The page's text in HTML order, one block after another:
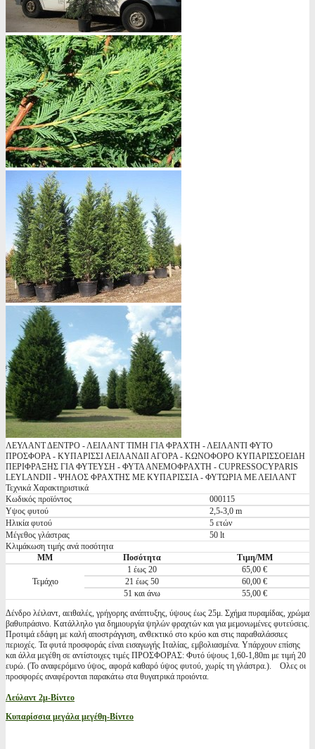
ΛΕΥΛΑΝΤ ΔΕΝΤΡΟ - ΛΕΙΛΑΝΤ ΤΙΜΗ ΓΙΑ ΦΡΑΧΤΗ - ΛΕΙΛΑΝΤΙ ΦΥΤΟ
ΠΡΟΣΦΟΡΑ - ΚΥΠΑΡΙΣΣΙ ΛΕΙΛΑΝΔΙΙ ΑΓΟΡΑ - ΚΩΝΟΦΟΡΟ ΚΥΠΑΡΙΣΣΟΕΙΔΗ
ΠΕΡΙΦΡΑΞΗΣ ΓΙΑ ΦΥΤΕΥΣΗ - ΦΥΤΑ ΑΝΕΜΟΦΡΑΧΤΗ - CUPRESSOCYPARIS
LEYLANDII - ΨΗΛΟΣ ΦΡΑΧΤΗΣ ΜΕ ΚΥΠΑΡΙΣΣΙΑ - ΦΥΤΩΡΙΑ ΜΕ ΛΕΙΛΑΝΤ
Τεχνικά Χαρακτηριστικά
Κωδικός προϊόντος
000115
Υψος φυτού
2,5-3,0 m
Ηλικία φυτού
5 ετών
Μέγεθος γλάστρας
50 lt
Κλιμάκωση τιμής ανά ποσότητα
ΜΜ
Ποσότητα Τιμη/ΜΜ
Τεμάχιο
1 έως 20
65,00 €
21 έως 50
60,00 €
51 και άνω
55,00 €
Δένδρο λέιλαντ, αειθαλές, γρήγορης ανάπτυξης, ύψους έως 25μ. Σχήμα πυραμίδας, χρώμα
βαθυπράσινο. Κατάλληλο για δημιουργία ψηλών φραχτών και για μεμονωμένες φυτεύσεις.
Προτιμά εδάφη με καλή αποστράγγιση, ανθεκτικό στο κρύο και στις παραθαλάσσιες
περιοχές. Τα φυτά προσφοράς είναι εισαγωγής Ιταλίας, εμβολιασμένα. Υπάρχουν επίσης
και άλλα μεγέθη σε αντίστοιχες τιμές ΠΡΟΣΦΟΡΑΣ: Φυτό ύψους 1,60-1,80m με τιμή 20
ευρώ. (Το αναφερόμενο ύψος, αφορά καθαρό ύψος φυτού, χωρίς τη γλάστρα.). Ολες οι
προσφορές αναφέρονται παρακάτω στα θυγατρικά προιόντα.
Λεύλαντ 2μ-Βίντεο
Κυπαρίσσια μεγάλα μεγέθη-Βίντεο